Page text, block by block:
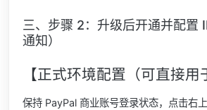
三、步骤 2：升级后开通并配置
通知）
【正式环境配置（可直接用
保持 PayPal 商业账号登录状态，点击右